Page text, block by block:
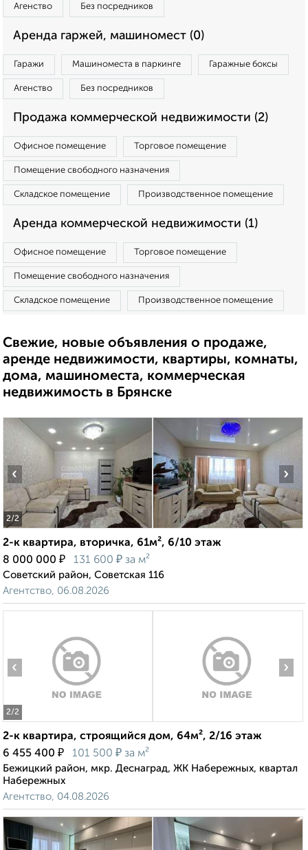
Агенство Без посредников
Аренда гаржей, машиномест (0)
Гаражи Машиноместа в паркинге Гаражные боксы
Агенство Без посредников
Продажа коммерческой недвижимости (2)
Офисное помещение Торговое помещение
Помещение свободного назначения
Складское помещение Производственное помещение
Аренда коммерческой недвижимости (1)
Офисное помещение Торговое помещение
Помещение свободного назначения
Складское помещение Производственное помещение
Свежие, новые объявления о продаже,
аренде недвижимости, квартиры, комнаты,
дома, машиноместа, коммерческая
недвижимость в Брянске
2/2
‹ ›
2-к квартира, вторичка, 61м², 6/10 этаж
8 000 000 ₽ 131 600 ₽ за м²
Советский район, Советская 116
Агентство, 06.08.2026
2/2
‹ ›
2-к квартира, строящийся дом, 64м², 2/16 этаж
6 455 400 ₽ 101 500 ₽ за м²
Бежицкий район, мкр. Деснаград, ЖК Набережных, квартал
Набережных
Агентство, 04.08.2026